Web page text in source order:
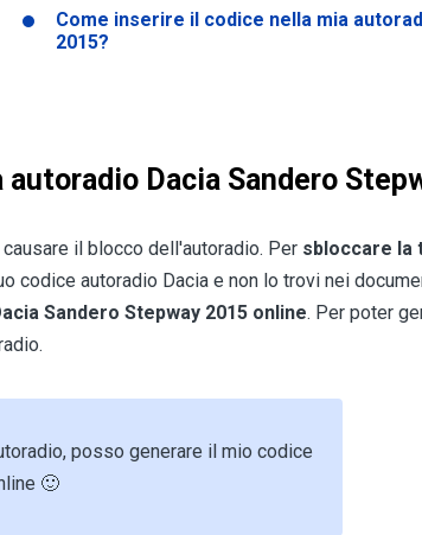
Come inserire il codice nella mia
2015?
Dacia Sandero
il blocco dell'autoradio. Per sbloccare la
codice autoradio Dacia e non lo trovi nei
Sandero Stepway 2015 online. Per poter
posso generare il mio codice
🙂